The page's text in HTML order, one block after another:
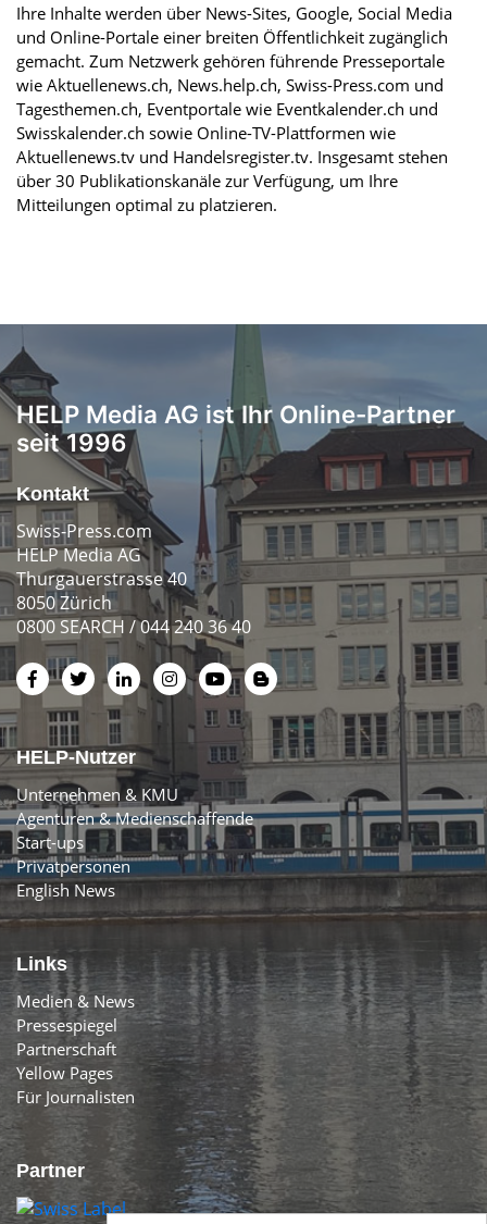
Ihre Inhalte werden über News-Sites, Google, Social Media
und Online-Portale einer breiten Öffentlichkeit zugänglich
gemacht. Zum Netzwerk gehören führende Presseportale
wie Aktuellenews.ch, News.help.ch, Swiss-Press.com und
Tagesthemen.ch, Eventportale wie Eventkalender.ch und
Swisskalender.ch sowie Online-TV-Plattformen wie
Aktuellenews.tv und Handelsregister.tv. Insgesamt stehen
über 30 Publikationskanäle zur Verfügung, um Ihre
Mitteilungen optimal zu platzieren.
HELP Media AG ist Ihr Online-Partner
seit 1996
Kontakt
Swiss-Press.com
HELP Media AG
Thurgauerstrasse 40
8050 Zürich
0800 SEARCH / 044 240 36 40
HELP-Nutzer
Unternehmen & KMU
Agenturen & Medienschaffende
Start-ups
Privatpersonen
English News
Links
Medien & News
Pressespiegel
Partnerschaft
Yellow Pages
Für Journalisten
Partner